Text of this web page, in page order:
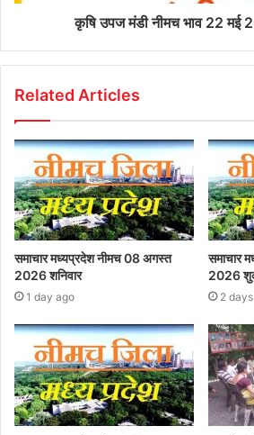
कृषि उपज मंडी नीमच भाव 22 मई
Related Articles
समाचार मध्यप्रदेश नीमच 08 अगस्त
2026 शनिवार
1 day ago
समाचार
2026
2